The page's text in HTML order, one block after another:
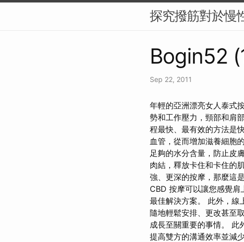
探究撥筋對於慢
Bogin52
Sep 22, 2011
年輕的亞洲漂亮女人泰式
勢和工作壓力，頸部和肩
程最快、最有效的方法是
血管，從而增加滋養細胞
足夠的水分含量，防止皮
肉結，釋放卡住和卡住的
強、更深的按摩，那麼這
CBD 按摩可以讓您感覺
最佳解決方案。 此外，線
隨地輕鬆安排、更改甚至
成長至關重要的事情。 此
提高雙方的溝通效率並減